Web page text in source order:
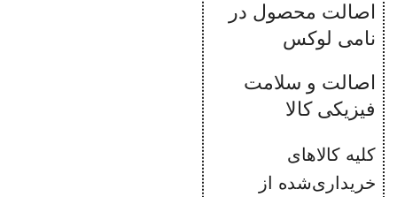
اصالت محصول در
نامی لوکس
اصالت و سلامت
فیزیکی کالا
کلیه کالاهای
خریداری‌شده از